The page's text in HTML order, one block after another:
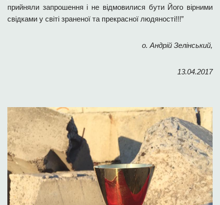
прийняли запрошення і не відмовилися бути Його вірними
свідками у світі зраненої та прекрасної людяності!!!”
о. Андрій Зелінський,
13.04.2017